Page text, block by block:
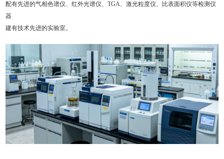
配有先进的气相色谱仪、红外光谱仪、TGA、激光粒度仪、比表面积仪等检测仪
器
建有技术先进的实验室。